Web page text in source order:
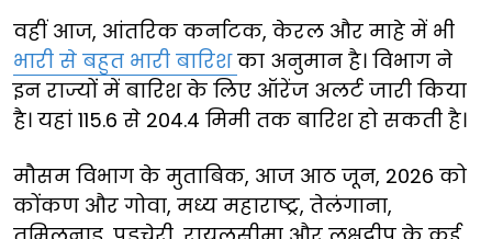
वहीं आज, आंतरिक कर्नाटक, केरल और माहे में भी
भारी से बहुत भारी बारिशका अनुमान है। विभाग ने
इन राज्यों में बारिश के लिए ऑरेंज अलर्ट जारी किया
है। यहां 115.6 से 204.4 मिमी तक बारिश हो सकती है।
मौसम विभाग के मुताबिक, आज आठ जून, 2026 को
कोंकण और गोवा, मध्य महाराष्ट्र, तेलंगाना,